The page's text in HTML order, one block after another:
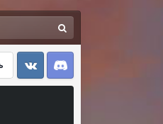
VK
Discord